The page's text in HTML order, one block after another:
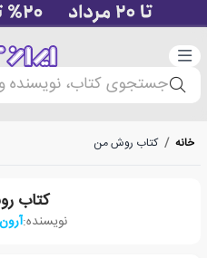
دسته‌بندی
جستجوی کتاب، نویسنده
خانه / کتاب روش من
کتاب
نویسنده: